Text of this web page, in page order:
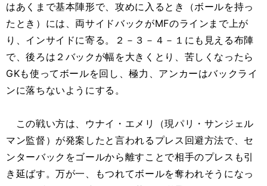
はあくまで基本陣形で、攻めに入るとき（ボールを持っ
たとき）には、両サイドバックがMFのラインまで上が
り、インサイドに寄る。２－３－４－１にも見える布陣
で、後ろは２バックが幅を大きくとり、苦しくなったら
GKも使ってボールを回し、極力、アンカーはバックライ
ンに落ちないようにする。
この戦い方は、ウナイ・エメリ（現パリ・サンジェル
マン監督）が発案したと言われるプレス回避方法で、セ
ンターバックをゴールから離すことで相手のプレスも引
き延ばす。万が一、もつれてボールを奪われそうになっ